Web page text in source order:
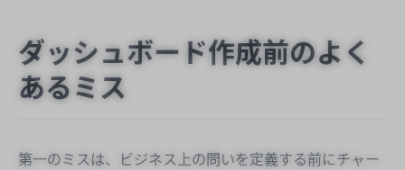
ダッシュボード作成前のよく
あるミス
第一のミスは、ビジネス上の問いを定義する前にチャー